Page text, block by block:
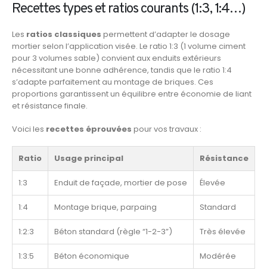
Recettes types et ratios courants (1:3, 1:4…)
Les ratios classiques permettent d’adapter le dosage
mortier selon l’application visée. Le ratio 1:3 (1 volume ciment
pour 3 volumes sable) convient aux enduits extérieurs
nécessitant une bonne adhérence, tandis que le ratio 1:4
s’adapte parfaitement au montage de briques. Ces
proportions garantissent un équilibre entre économie de liant
et résistance finale.
Voici les recettes éprouvées pour vos travaux :
Ratio Usage principal Résistance
1:3 Enduit de façade, mortier de pose Élevée
1:4 Montage brique, parpaing Standard
1:2:3 Béton standard (règle “1-2-3”) Très élevée
1:3:5 Béton économique Modérée